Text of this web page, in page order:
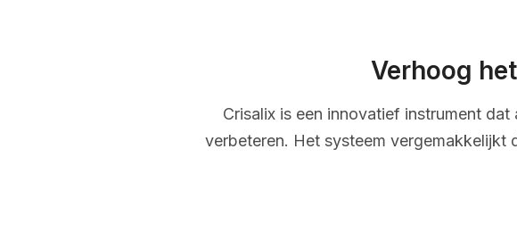
Verhoog
Crisalix is een innovatief instrument
verbeteren. Het systeem vergemakkelijkt